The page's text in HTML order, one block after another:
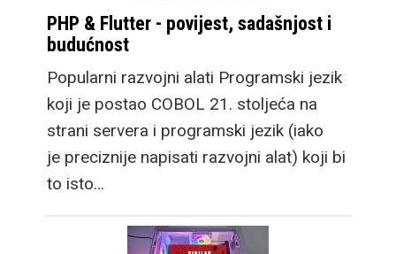
PHP & Flutter - povijest, sadašnjost i
budućnost
Popularni razvojni alati Programski jezik
koji je postao COBOL 21. stoljeća na
strani servera i programski jezik (iako
je preciznije napisati razvojni alat) koji bi
to isto…